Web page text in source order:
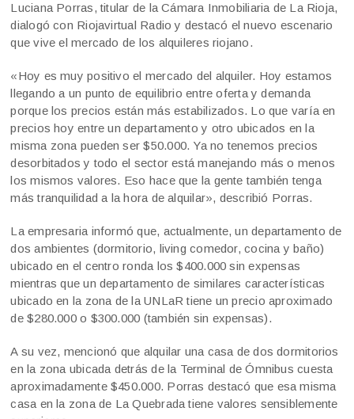
Luciana Porras, titular de la Cámara Inmobiliaria de La Rioja,
dialogó con Riojavirtual Radio y destacó el nuevo escenario
que vive el mercado de los alquileres riojano.
«Hoy es muy positivo el mercado del alquiler. Hoy estamos
llegando a un punto de equilibrio entre oferta y demanda
porque los precios están más estabilizados. Lo que varía en
precios hoy entre un departamento y otro ubicados en la
misma zona pueden ser $50.000. Ya no tenemos precios
desorbitados y todo el sector está manejando más o menos
los mismos valores. Eso hace que la gente también tenga
más tranquilidad a la hora de alquilar», describió Porras.
La empresaria informó que, actualmente, un departamento de
dos ambientes (dormitorio, living comedor, cocina y baño)
ubicado en el centro ronda los $400.000 sin expensas
mientras que un departamento de similares características
ubicado en la zona de la UNLaR tiene un precio aproximado
de $280.000 o $300.000 (también sin expensas).
A su vez, mencionó que alquilar una casa de dos dormitorios
en la zona ubicada detrás de la Terminal de Ómnibus cuesta
aproximadamente $450.000. Porras destacó que esa misma
casa en la zona de La Quebrada tiene valores sensiblemente